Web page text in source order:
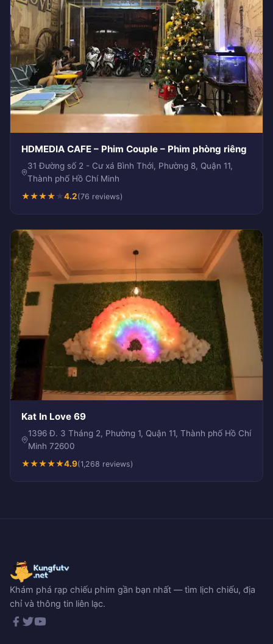
HDMEDIA CAFE – Phim Couple – Phim phòng riêng
31 Đường số 2 - Cư xá Bình Thới, Phường 8, Quận 11,
Thành phố Hồ Chí Minh
★★★★★4.2(76 reviews)
Kat In Love 69
1396 Đ. 3 Tháng 2, Phường 1, Quận 11, Thành phố Hồ Chí
Minh 72600
★★★★★4.9(1,268 reviews)
Khám phá rạp chiếu phim gần bạn nhất — tìm lịch chiếu, địa
chỉ và thông tin liên lạc.